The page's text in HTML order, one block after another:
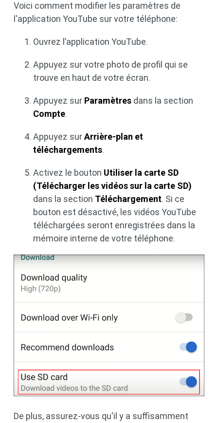
Voici comment modifier les paramètres de
l'application YouTube sur votre téléphone:
Ouvrez l’application YouTube.
Appuyez sur votre photo de profil qui se
trouve en haut de votre écran.
Appuyez sur Paramètres dans la section
Compte.
Appuyez surArrière-plan et
téléchargements.
Activez le bouton Utiliser la carte SD
(Télécharger les vidéos sur la carte SD)
dans la section Téléchargement. Si ce
bouton est désactivé, les vidéos YouTube
téléchargées seront enregistrées dans la
mémoire interne de votre téléphone.
De plus, assurez-vous qu'il y a suffisamment